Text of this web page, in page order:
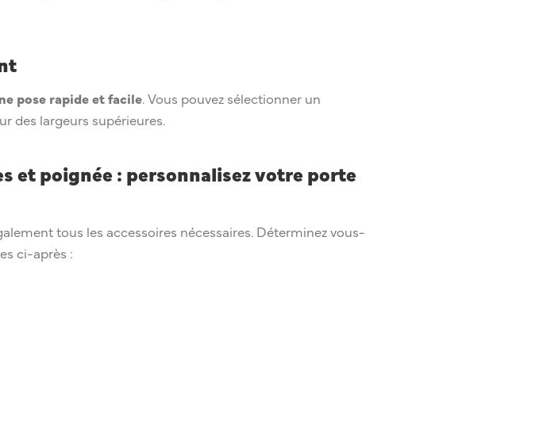
pose rapide et facile. Vous pouvez sélectionner un
des largeurs supérieures.
et poignée : personnalisez votre porte
tous les accessoires nécessaires. Déterminez vous-
ci-après :